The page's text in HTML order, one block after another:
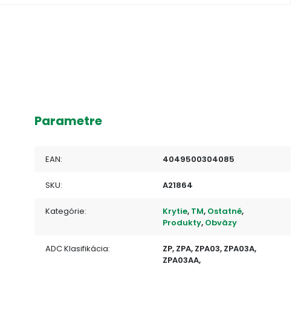
Parametre
EAN: 4049500304085
SKU: A21864
Kategórie: Krytie, TM, Ostatné,
Produkty, Obväzy
ADC Klasifikácia:
ZP, ZPA, ZPA03, ZPA03A,
ZPA03AA,